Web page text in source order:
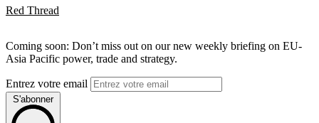
Red Thread
Coming soon: Don’t miss out on our new weekly briefing on EU-
Asia Pacific power, trade and strategy.
Entrez votre email
S'abonner